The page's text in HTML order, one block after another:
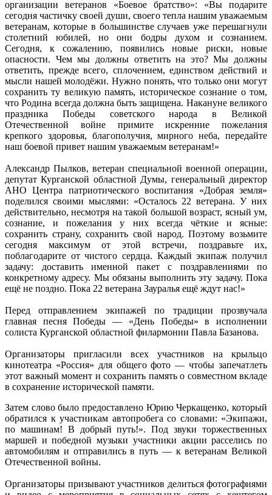
организации ветеранов «Боевое братство»: «Вы подарите
сегодня частичку своей души, своего тепла нашим уважаемым
ветеранам, которые в большинстве случаев уже перешагнули
столетний юбилей, но они бодры духом и сознанием.
Сегодня, к сожалению, появились новые риски, новые
опасности. Чем мы должны ответить на это? Мы должны
ответить, прежде всего, сплочением, единством действий и
мысли нашей молодёжи. Нужно понять, что только они могут
сохранить ту великую память, историческое сознание о том,
что Родина всегда должна быть защищена. Накануне великого
праздника Победы советского народа в Великой
Отечественной войне примите искренние пожелания
крепкого здоровья, благополучия, мирного неба, передайте
наш боевой привет нашим уважаемым ветеранам!»
Александр Пылков, ветеран специальной военной операции,
депутат Курганской областной Думы, генеральный директор
АНО Центра патриотического воспитания «Добрая земля»
поделился своими мыслями: «Осталось 22 ветерана. У них
действительно, несмотря на такой большой возраст, ясный ум,
сознание, и пожелания у них всегда чёткие и ясные:
сохранить страну, сохранить свой народ. Поэтому возьмите
сегодня максимум от этой встречи, поздравьте их,
поблагодарите от чистого сердца. Каждый экипаж получил
задачу: доставить именной пакет с поздравлениями по
конкретному адресу. Мы обязаны выполнить эту задачу. Пока
ещё не поздно. Пока 22 ветерана Зауралья ещё ждут нас!»
Перед отправлением экипажей по традиции прозвучала
главная песня Победы — «День Победы» в исполнении
солиста Курганской областной филармонии Павла Базанова.
Организаторы пригласили всех участников на крыльцо
кинотеатра «Россия» для общего фото — чтобы запечатлеть
этот важный момент и сохранить память о совместном вкладе
в сохранение исторической памяти.
Затем слово было предоставлено Юрию Черкащенко, который
обратился к участникам автопробега со словами: «Экипажи,
по машинам! В добрый путь!». Под звуки торжественных
маршей и победной музыки участники акции расселись по
автомобилям и отправились в путь — к ветеранам Великой
Отечественной войны.
Организаторы призывают участников делиться фотографиями